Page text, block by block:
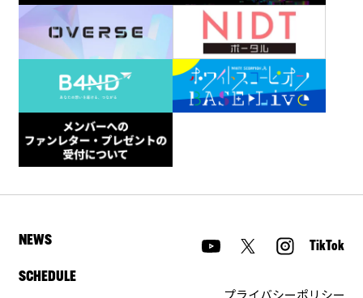
NEWS
SCHEDULE
TikTok
プライバシーポリシー